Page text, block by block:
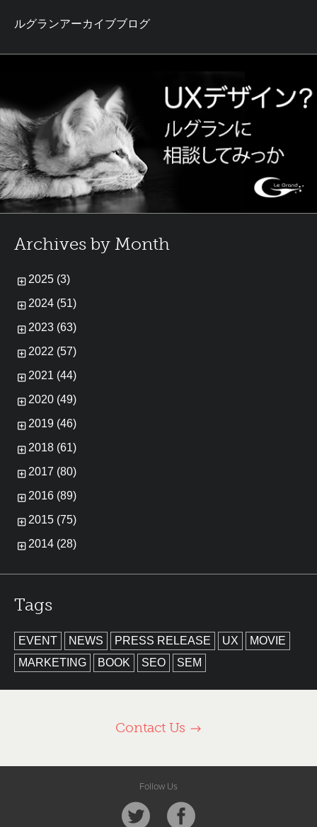
ルグランアーカイブブログ
Archives by Month
2025 (3)
2024 (51)
2023 (63)
2022 (57)
2021 (44)
2020 (49)
2019 (46)
2018 (61)
2017 (80)
2016 (89)
2015 (75)
2014 (28)
Tags
EVENT NEWS PRESS RELEASE UX
MOVIE
MARKETING
BOOK SEO SEM
Contact Us
Follow Us